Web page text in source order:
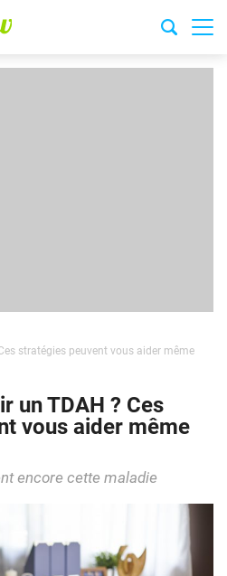
stratégies peuvent vous aider même
un TDAH ? Ces
vous aider même
encore cette maladie